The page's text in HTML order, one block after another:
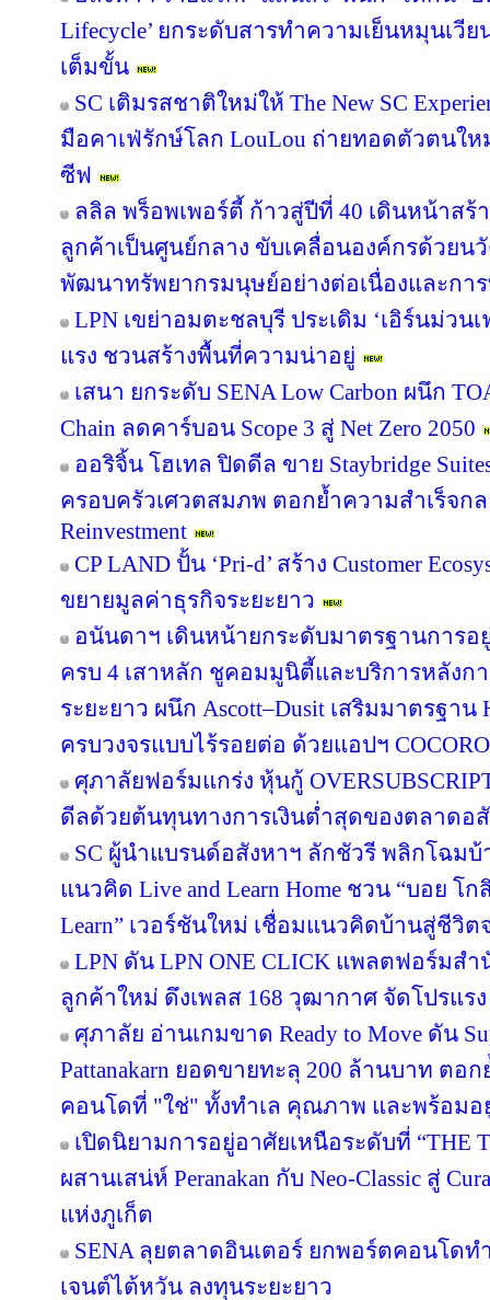
Lifecycle’ ยกระดับสารทำความเย็นหมุนเวีย
เต็มขั้น
SC เติมรสชาติใหม่ให้ The New SC
มือคาเฟ่รักษ์โลก LouLou ถ่ายทอดตัวตนใ
ซีฟ
ลลิล พร็อพเพอร์ตี้ ก้าวสู่ปีที่ 40 เดินหน้าสร้
ลูกค้าเป็นศูนย์กลาง ขับเคลื่อนองค์กรด้วยน
พัฒนาทรัพยากรมนุษย์อย่างต่อเนื่องและกา
LPN เขย่าอมตะชลบุรี ประเดิม ‘เอิร์นม่วนเ
แรง ชวนสร้างพื้นที่ความน่าอยู่
เสนา ยกระดับ SENA Low Carbon ผนึก
Chain ลดคาร์บอน Scope 3 สู่ Net Zero 2050
ออริจิ้น โฮเทล ปิดดีล ขาย Staybridge
ครอบครัวเศวตสมภพ ตอกย้ำความสำเร็จกล
Reinvestment
CP LAND ปั้น ‘Pri-d’ สร้าง Customer
ขยายมูลค่าธุรกิจระยะยาว
อนันดาฯ เดินหน้ายกระดับมาตรฐานการอยู่
ครบ 4 เสาหลัก ชูคอมมูนิตี้และบริการหลังกา
ระยะยาว ผนึก Ascott–Dusit เสริมมาตรฐา
ครบวงจรแบบไร้รอยต่อ ด้วยแอปฯ COCORO
ศุภาลัยฟอร์มแกร่ง หุ้นกู้
ดีลด้วยต้นทุนทางการเงินต่ำสุดของตลาดอ
SC ผู้นำแบรนด์อสังหาฯ ลักชัวรี พลิกโฉมบ้
แนวคิด Live and Learn Home ชวน “บอย โ
Learn” เวอร์ชันใหม่ เชื่อมแนวคิดบ้านสู่ชีวิต
LPN ดัน LPN ONE CLICK แพลตฟอร์มส
ลูกค้าใหม่ ดึงเพลส 168 วุฒากาศ จัดโปรแร
ศุภาลัย อ่านเกมขาด Ready to Move ดัน
Pattanakarn ยอดขายทะลุ 200 ล้านบาท ต
คอนโดที่ "ใช่" ทั้งทำเล คุณภาพ และพร้อมอ
เปิดนิยามการอยู่อาศัยเหนือระดับที่ “THE
ผสานเสน่ห์ Peranakan กับ Neo-Classic สู่
แห่งภูเก็ต
SENA ลุยตลาดอินเตอร์ ยกพอร์ตคอนโดท
เจนต์ไต้หวัน ลงทุนระยะยาว